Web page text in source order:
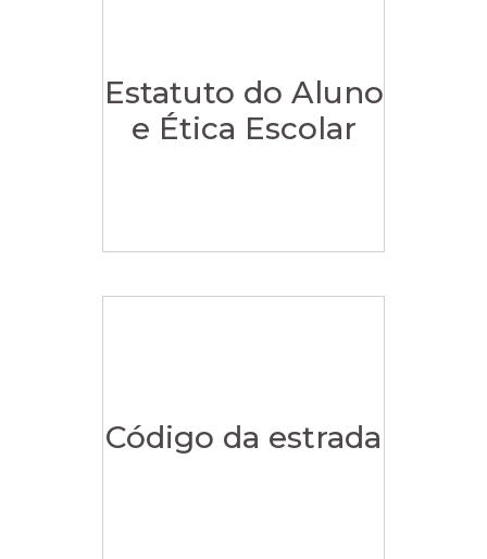
Estatuto do Aluno
e Ética Escolar
Código da estrada